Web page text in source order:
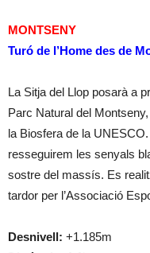
MONTSENY
Turó de l’Home des de
La Sitja del Llop posarà a
Parc Natural del
la Biosfera de la
resseguirem les senyals
sostre del massís. Es
tardor per l’Associació
Desnivell: +1.185m